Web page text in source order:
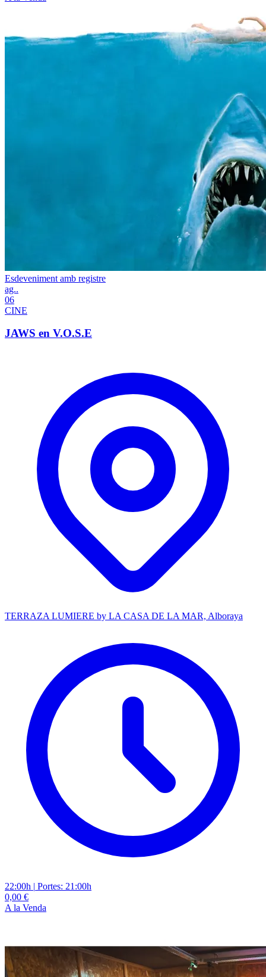
Esdeveniment amb registre
ag..
06
CINE
JAWS en V.O.S.E
TERRAZA LUMIERE by LA CASA DE LA MAR, Alboraya
22:00h | Portes: 21:00h
0,00 €
A la Venda